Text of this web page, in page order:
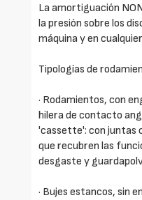
La amortiguación
la presión sobre los
máquina y en
Tipologías de
· Rodamientos, con
hilera de contacto
'cassette': con juntas
que recubren las
desgaste y
· Bujes estancos, sin